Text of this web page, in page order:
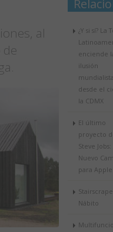
al
¿Y si sí? La
enciende
ilusión
mundialista
desde el
la CDMX
El último
proyecto
Steve
Nuevo
para Apple
Nábito